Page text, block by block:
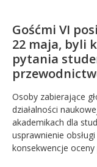
Gośćmi VI
22 maja, byli
pytania
Osoby zabierające
działalności
akademikach dla
usprawnienie
konsekwencje